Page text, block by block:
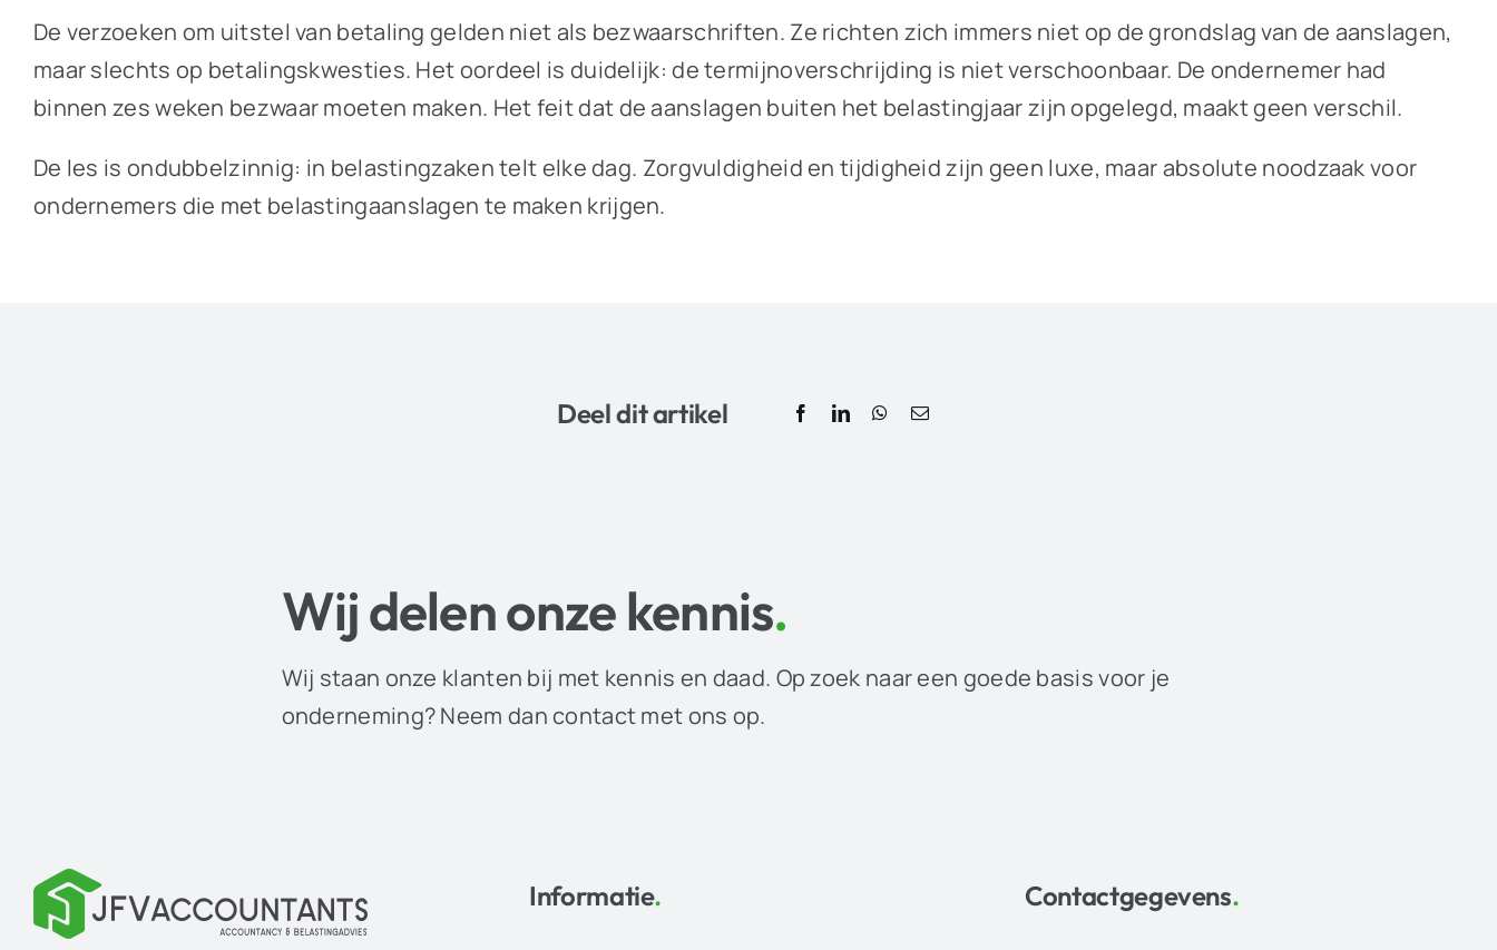
De verzoeken om uitstel van betaling gelden niet als bezwaarschriften. Ze richten zich immers niet op de grondslag van de aanslagen,
maar slechts op betalingskwesties. Het oordeel is duidelijk: de termijnoverschrijding is niet verschoonbaar. De ondernemer had
binnen zes weken bezwaar moeten maken. Het feit dat de aanslagen buiten het belastingjaar zijn opgelegd, maakt geen verschil.
De les is ondubbelzinnig: in belastingzaken telt elke dag. Zorgvuldigheid en tijdigheid zijn geen luxe, maar absolute noodzaak voor
ondernemers die met belastingaanslagen te maken krijgen.
Deel dit artikel
Wij delen onze kennis.
Wij staan onze klanten bij met kennis en daad. Op zoek naar een goede basis voor je
onderneming? Neem dan contact met ons op.
Informatie. Contactgegevens.